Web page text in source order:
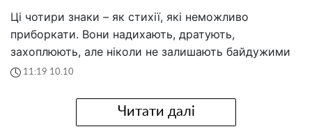
Ці чотири знаки – як стихії, які неможливо
приборкати. Вони надихають, дратують,
захоплюють, але ніколи не залишають байдужими
11:19 10.10
Читати далі